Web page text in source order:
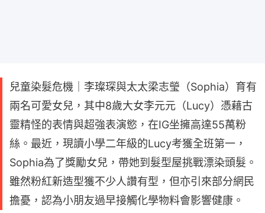
兒童染髮危機｜李璨琛與太太梁志瑩（Sophia）育有
兩名可愛女兒，其中8歲大女李元元（Lucy）憑藉古
靈精怪的表情與超強表演慾，在IG坐擁高達55萬粉
絲。最近，現讀小學二年級的Lucy考獲全班第一，
Sophia為了獎勵女兒，帶她到髮型屋挑戰漂染頭髮。
雖然粉紅新造型獲不少人讚有型，但亦引來部分網民
擔憂，認為小朋友過早接觸化學物料會影響健康。